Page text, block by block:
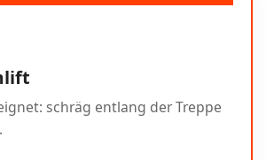
schräg entlang der Treppe